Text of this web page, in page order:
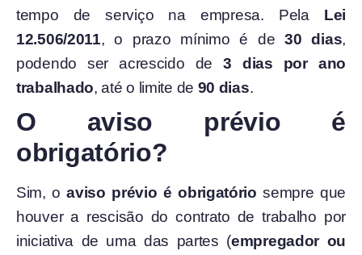
tempo de serviço na empresa. Pela Lei
12.506/2011, o prazo mínimo é de30 dias,
podendo ser acrescido de3 dias por ano
trabalhado, até o limite de 90 dias.
O aviso prévio é
obrigatório?
Sim, oaviso prévio é obrigatório sempre que
houver a rescisão do contrato de trabalho por
iniciativa de uma das partes (empregador ou